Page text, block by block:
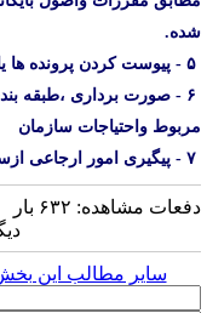
۶ - صورت برداری ،طبقه
واحتیاجات سازمان
مشاهده: ۶۳۲ بار |
سایر مطالب این بخش